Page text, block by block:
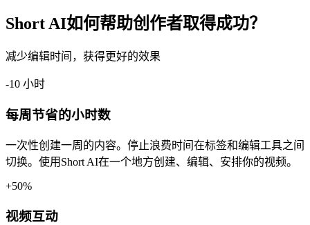
Short AI如何帮助创作者取得成功？
减少编辑时间，获得更好的效果
-10 小时
每周节省的小时数
一次性创建一周的内容。停止浪费时间在标签和编辑工具之间
切换。使用Short AI在一个地方创建、编辑、安排你的视频。
+50%
视频互动